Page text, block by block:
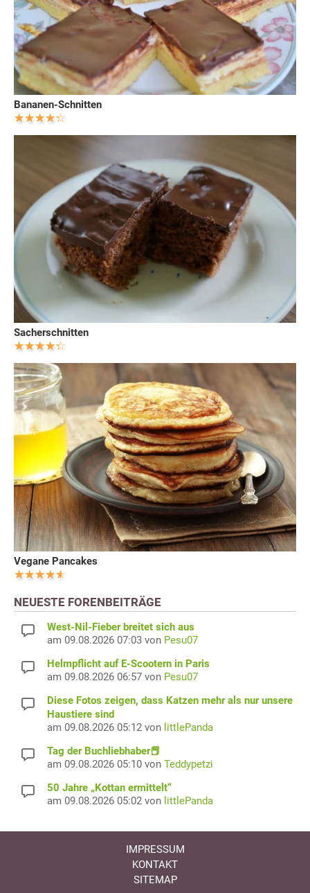
Bananen-Schnitten
Sacherschnitten
Vegane Pancakes
NEUESTE FORENBEITRÄGE
West-Nil-Fieber breitet sich aus
am 09.08.2026 07:03 von Pesu07
Helmpflicht auf E-Scootern in Paris
am 09.08.2026 06:57 von Pesu07
Diese Fotos zeigen, dass Katzen mehr als nur unsere
Haustiere sind
am 09.08.2026 05:12 von littlePanda
Tag der Buchliebhaber📕
am 09.08.2026 05:10 von Teddypetzi
50 Jahre „Kottan ermittelt“
am 09.08.2026 05:02 von littlePanda
IMPRESSUM
KONTAKT
SITEMAP